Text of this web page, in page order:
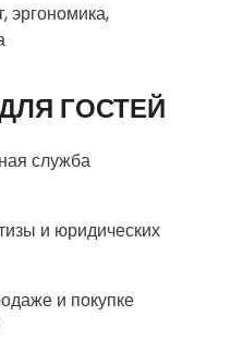
эргономика,
ГОСТЕЙ
служба
и юридических
и покупке